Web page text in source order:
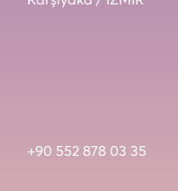
+90 552 878 03 35